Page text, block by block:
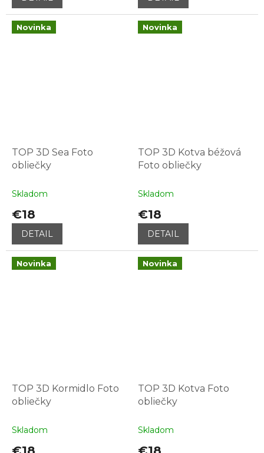
Novinka
TOP 3D Sea Foto
obliečky
Skladom
€18
DETAIL
Novinka
TOP 3D Kotva béžová
Foto obliečky
Skladom
€18
DETAIL
Novinka
TOP 3D Kormidlo Foto
obliečky
Skladom
Novinka
TOP 3D Kotva Foto
obliečky
Skladom